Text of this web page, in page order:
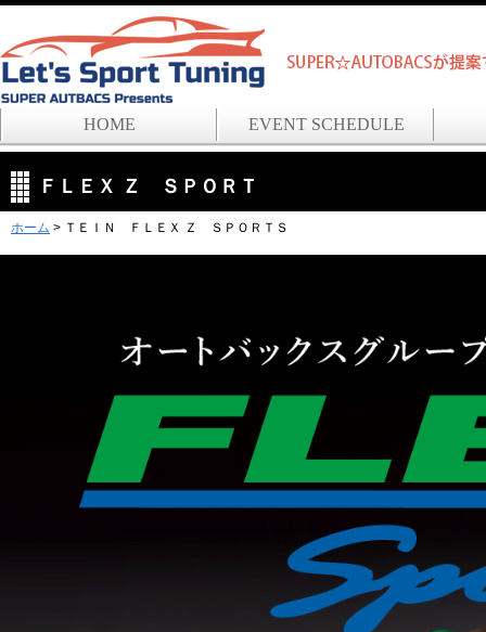
HOME EVENT SCHEDULE
ＦＬＥＸ Ｚ ＳＰＯＲＴ
ホーム > ＴＥＩＮ ＦＬＥＸ Ｚ ＳＰＯＲＴＳ